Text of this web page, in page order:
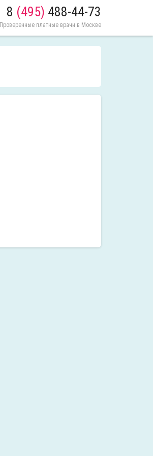
8 (495) 488-44-73
Проверенные платные врачи в Москве